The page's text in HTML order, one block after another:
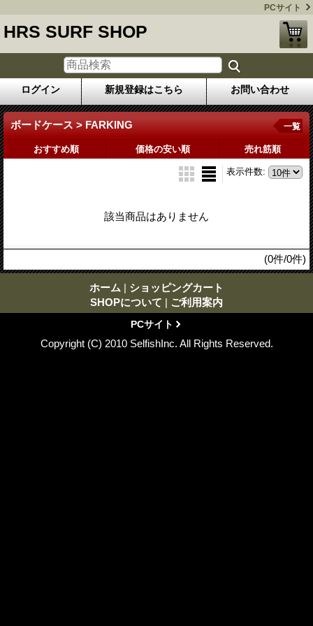
PCサイト
HRS SURF SHOP
ログイン 新規登録はこちら お問い合わせ
ボードケース > FARKING 一覧
おすすめ順 価格の安い順 売れ筋順
表示件数:
該当商品はありません
(0件/0件)
ホーム | ショッピングカート
SHOPについて | ご利用案内
PCサイト
Copyright (C) 2010 SelfishInc. All Rights Reserved.